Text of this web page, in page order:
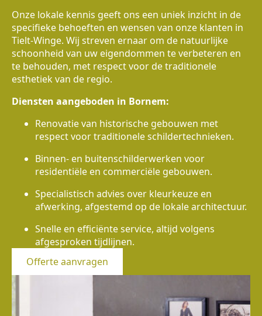
Onze lokale kennis geeft ons een uniek inzicht in de
specifieke behoeften en wensen van onze klanten in
Tielt-Winge. Wij streven ernaar om de natuurlijke
schoonheid van uw eigendommen te verbeteren en
te behouden, met respect voor de traditionele
esthetiek van de regio.
Diensten aangeboden in Bornem:
Renovatie van historische gebouwen met
respect voor traditionele schildertechnieken.
Binnen- en buitenschilderwerken voor
residentiële en commerciële gebouwen.
Specialistisch advies over kleurkeuze en
afwerking, afgestemd op de lokale architectuur.
Snelle en efficiënte service, altijd volgens
afgesproken tijdlijnen.
Offerte aanvragen